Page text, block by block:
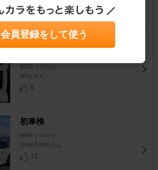
ボンネットとルーフのみ 鉄粉
MINI
kimyさん
9
初車検
MINI [F55/56]
choji-funksさん
15
会員登録をして使う